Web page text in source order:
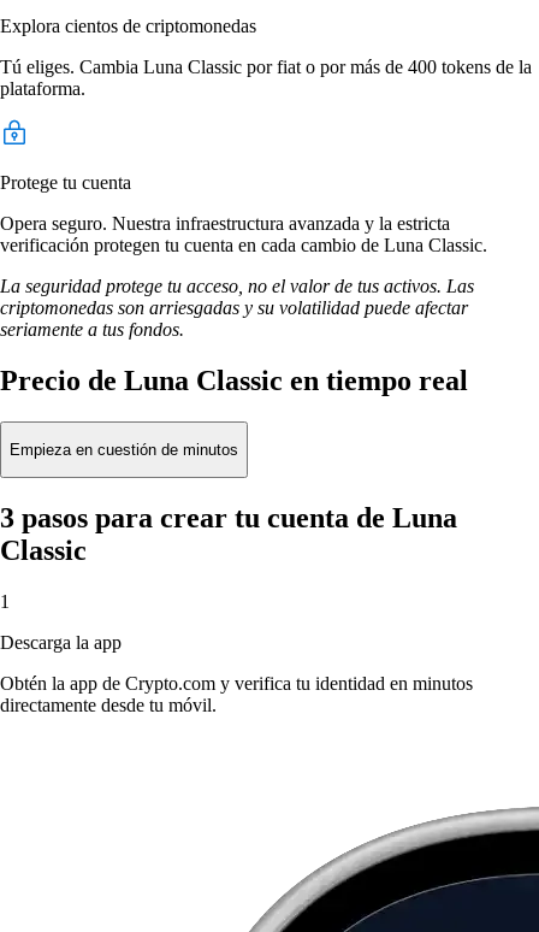
Explora cientos de criptomonedas
Tú eliges. Cambia Luna Classic por fiat o por más de 400 tokens de la
plataforma.
Protege tu cuenta
Opera seguro. Nuestra infraestructura avanzada y la estricta
verificación protegen tu cuenta en cada cambio de Luna Classic.
La seguridad protege tu acceso, no el valor de tus activos. Las
criptomonedas son arriesgadas y su volatilidad puede afectar
seriamente a tus fondos.
Precio de Luna Classic en tiempo real
Empieza en cuestión de minutos
3 pasos para crear tu cuenta de Luna
Classic
1
Descarga la app
Obtén la app de Crypto.com y verifica tu identidad en minutos
directamente desde tu móvil.